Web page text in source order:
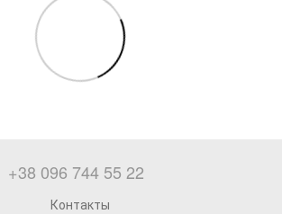
+38 096 744 55 22
Контакты